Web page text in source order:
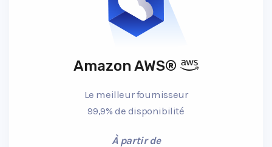
Amazon AWS®
Le meilleur fournisseur
99,9% de disponibilité
À partir de